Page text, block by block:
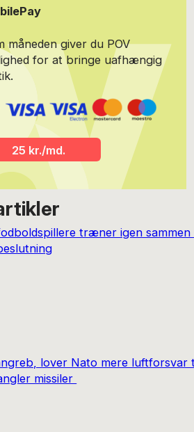
måneden giver du POV
for at bringe uafhængig
25 kr./md.